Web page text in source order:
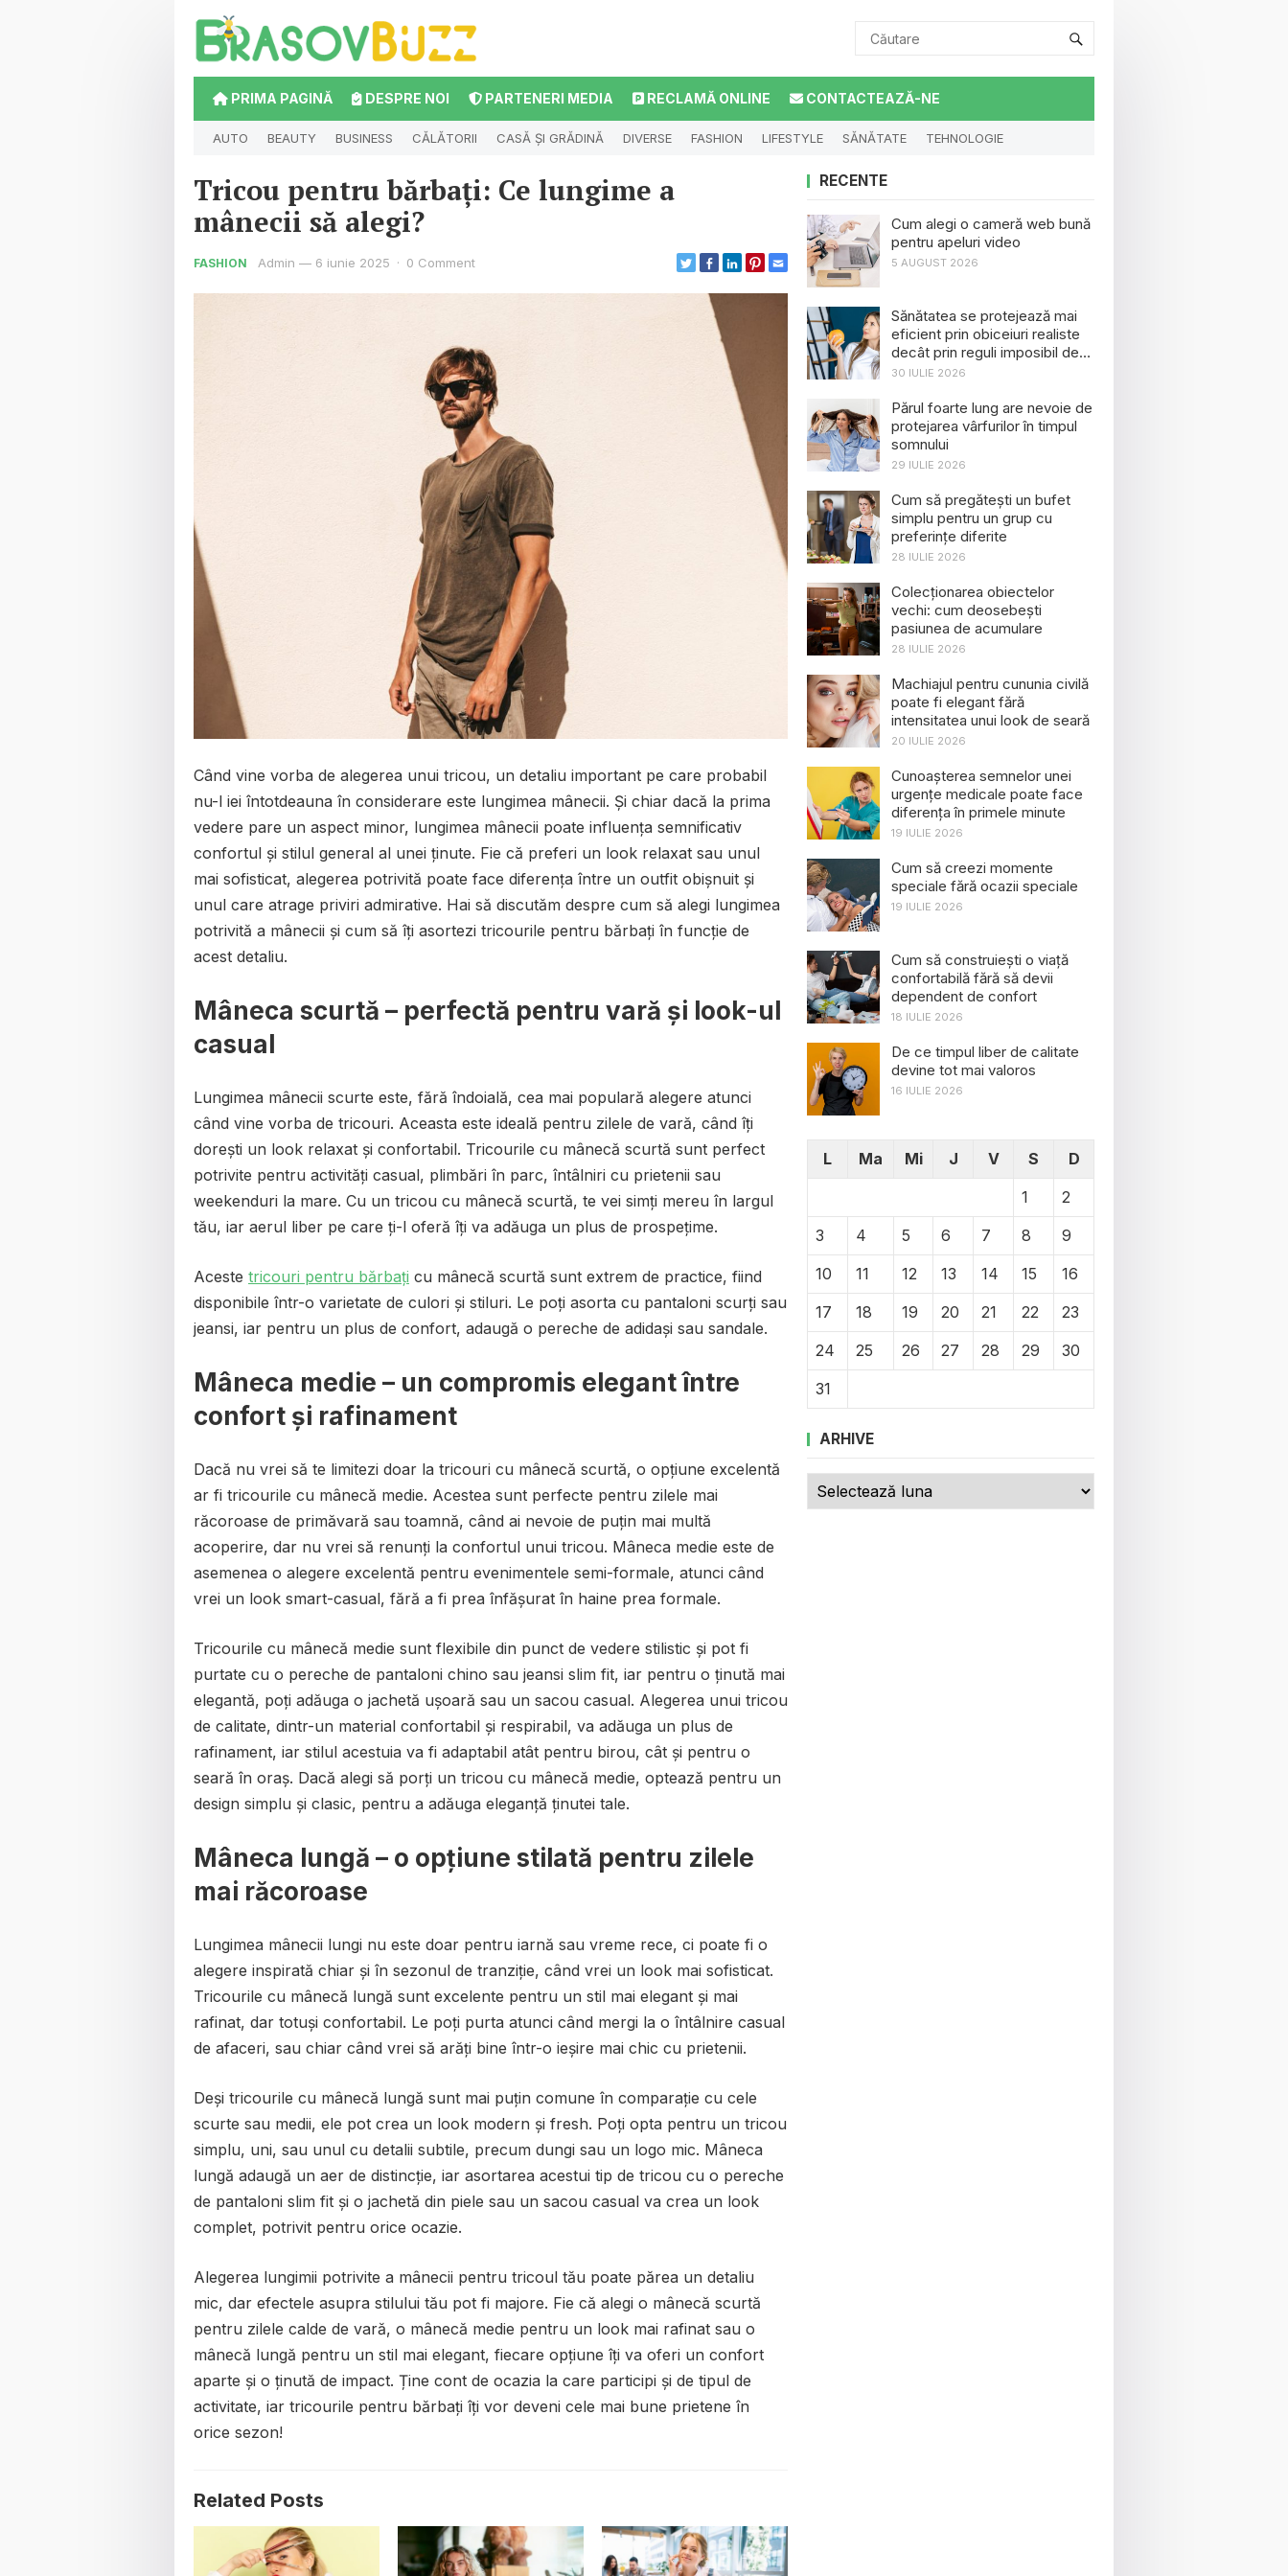
PRIMA PAGINĂ DESPRE NOI PARTENERI MEDIA RECLAMĂ ONLINE CONTACTEAZĂ-NE
AUTO BEAUTY BUSINESS CĂLĂTORII CASĂ ȘI GRĂDINĂ DIVERSE FASHION LIFESTYLE SĂNĂTATE TEHNOLOGIE
Tricou pentru bărbați: Ce lungime a
mânecii să alegi?
FASHION Admin — 6 iunie 2025 · 0 Comment
Când vine vorba de alegerea unui tricou, un detaliu important pe care probabil
nu-l iei întotdeauna în considerare este lungimea mânecii. Și chiar dacă la prima
vedere pare un aspect minor, lungimea mânecii poate influența semnificativ
confortul și stilul general al unei ținute. Fie că preferi un look relaxat sau unul
mai sofisticat, alegerea potrivită poate face diferența între un outfit obișnuit și
unul care atrage priviri admirative. Hai să discutăm despre cum să alegi lungimea
potrivită a mânecii și cum să îți asortezi tricourile pentru bărbați în funcție de
acest detaliu.
Mâneca scurtă – perfectă pentru vară și look-ul
casual
Lungimea mânecii scurte este, fără îndoială, cea mai populară alegere atunci
când vine vorba de tricouri. Aceasta este ideală pentru zilele de vară, când îți
dorești un look relaxat și confortabil. Tricourile cu mânecă scurtă sunt perfect
potrivite pentru activități casual, plimbări în parc, întâlniri cu prietenii sau
weekenduri la mare. Cu un tricou cu mânecă scurtă, te vei simți mereu în largul
tău, iar aerul liber pe care ți-l oferă îți va adăuga un plus de prospețime.
Aceste tricouri pentru bărbați cu mânecă scurtă sunt extrem de practice, fiind
disponibile într-o varietate de culori și stiluri. Le poți asorta cu pantaloni scurți sau
jeansi, iar pentru un plus de confort, adaugă o pereche de adidași sau sandale.
Mâneca medie – un compromis elegant între
confort și rafinament
Dacă nu vrei să te limitezi doar la tricouri cu mânecă scurtă, o opțiune excelentă
ar fi tricourile cu mânecă medie. Acestea sunt perfecte pentru zilele mai
răcoroase de primăvară sau toamnă, când ai nevoie de puțin mai multă
acoperire, dar nu vrei să renunți la confortul unui tricou. Mâneca medie este de
asemenea o alegere excelentă pentru evenimentele semi-formale, atunci când
vrei un look smart-casual, fără a fi prea înfășurat în haine prea formale.
Tricourile cu mânecă medie sunt flexibile din punct de vedere stilistic și pot fi
purtate cu o pereche de pantaloni chino sau jeansi slim fit, iar pentru o ținută mai
elegantă, poți adăuga o jachetă ușoară sau un sacou casual. Alegerea unui tricou
de calitate, dintr-un material confortabil și respirabil, va adăuga un plus de
rafinament, iar stilul acestuia va fi adaptabil atât pentru birou, cât și pentru o
seară în oraș. Dacă alegi să porți un tricou cu mânecă medie, optează pentru un
design simplu și clasic, pentru a adăuga eleganță ținutei tale.
Mâneca lungă – o opțiune stilată pentru zilele
mai răcoroase
Lungimea mânecii lungi nu este doar pentru iarnă sau vreme rece, ci poate fi o
alegere inspirată chiar și în sezonul de tranziție, când vrei un look mai sofisticat.
Tricourile cu mânecă lungă sunt excelente pentru un stil mai elegant și mai
rafinat, dar totuși confortabil. Le poți purta atunci când mergi la o întâlnire casual
de afaceri, sau chiar când vrei să arăți bine într-o ieșire mai chic cu prietenii.
Deși tricourile cu mânecă lungă sunt mai puțin comune în comparație cu cele
scurte sau medii, ele pot crea un look modern și fresh. Poți opta pentru un tricou
simplu, uni, sau unul cu detalii subtile, precum dungi sau un logo mic. Mâneca
lungă adaugă un aer de distincție, iar asortarea acestui tip de tricou cu o pereche
de pantaloni slim fit și o jachetă din piele sau un sacou casual va crea un look
complet, potrivit pentru orice ocazie.
Alegerea lungimii potrivite a mânecii pentru tricoul tău poate părea un detaliu
mic, dar efectele asupra stilului tău pot fi majore. Fie că alegi o mânecă scurtă
pentru zilele calde de vară, o mânecă medie pentru un look mai rafinat sau o
mânecă lungă pentru un stil mai elegant, fiecare opțiune îți va oferi un confort
aparte și o ținută de impact. Ține cont de ocazia la care participi și de tipul de
activitate, iar tricourile pentru bărbați îți vor deveni cele mai bune prietene în
orice sezon!
Related Posts
RECENTE
Cum alegi o cameră web bună
pentru apeluri video
5 AUGUST 2026
Sănătatea se protejează mai
eficient prin obiceiuri realiste
decât prin reguli imposibil de
menținut
30 IULIE 2026
Părul foarte lung are nevoie de
protejarea vârfurilor în timpul
somnului
29 IULIE 2026
Cum să pregătești un bufet
simplu pentru un grup cu
preferințe diferite
28 IULIE 2026
Colecționarea obiectelor
vechi: cum deosebești
pasiunea de acumulare
28 IULIE 2026
Machiajul pentru cununia civilă
poate fi elegant fără
intensitatea unui look de seară
20 IULIE 2026
Cunoașterea semnelor unei
urgențe medicale poate face
diferența în primele minute
19 IULIE 2026
Cum să creezi momente
speciale fără ocazii speciale
19 IULIE 2026
Cum să construiești o viață
confortabilă fără să devii
dependent de confort
18 IULIE 2026
De ce timpul liber de calitate
devine tot mai valoros
16 IULIE 2026
L Ma Mi J V S
D
1
2
3
4 5 6 7 8
9
10
11 12 13 14 15
16
17
18 19 20 21 22
23
24
25 26 27 28 29
30
31
ARHIVE
Arhive